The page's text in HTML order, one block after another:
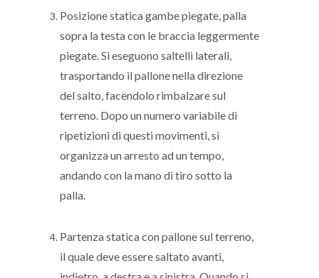
Posizione statica gambe piegate, palla
sopra la testa con le braccia leggermente
piegate. Si eseguono saltelli laterali,
trasportando il pallone nella direzione
del salto, facendolo rimbalzare sul
terreno. Dopo un numero variabile di
ripetizioni di questi movimenti, si
organizza un arresto ad un tempo,
andando con la mano di tiro sotto la
palla.
Partenza statica con pallone sul terreno,
il quale deve essere saltato avanti,